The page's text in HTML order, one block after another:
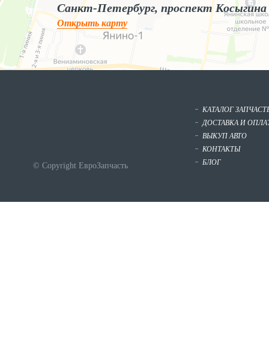
Санкт-Петербург, проспект Косыгина
Открыть карту
© Copyright ЕвроЗапчасть
КАТАЛОГ
ДОСТАВКА И
ВЫКУП АВТО
КОНТАКТЫ
БЛОГ